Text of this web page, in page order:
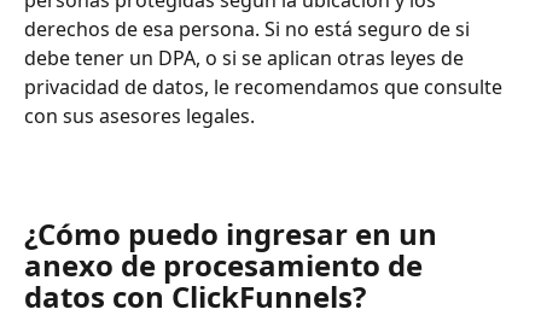
derechos de esa persona. Si no está seguro de si
debe tener un DPA, o si se aplican otras leyes de
privacidad de datos, le recomendamos que consulte
con sus asesores legales.
¿Cómo puedo ingresar en un
anexo de procesamiento de
datos con ClickFunnels?